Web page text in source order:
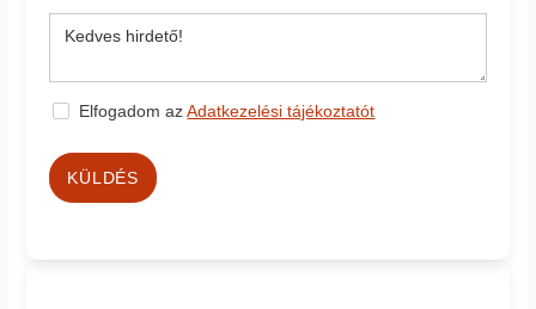
Elfogadom azAdatkezelési tájékoztatót
KÜLDÉS